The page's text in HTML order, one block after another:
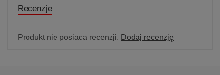
Recenzje
Produkt nie posiada recenzji. Dodaj recenzję